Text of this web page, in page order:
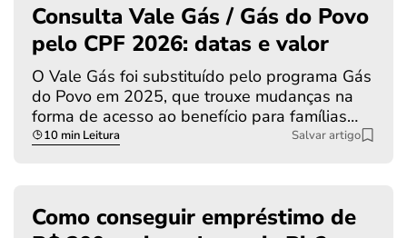
Consulta Vale Gás / Gás do Povo
pelo CPF 2026: datas e valor
O Vale Gás foi substituído pelo programa Gás
do Povo em 2025, que trouxe mudanças na
forma de acesso ao benefício para famílias…
10 min Leitura Salvar artigo
Como conseguir empréstimo de